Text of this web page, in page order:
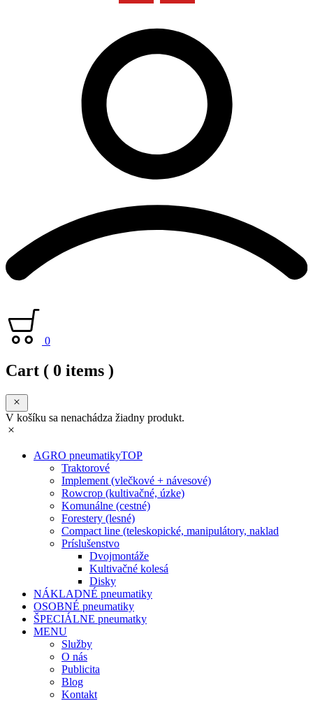
0
Cart ( 0 items )
V košíku sa nenachádza žiadny produkt.
AGRO pneumatikyTOP
Traktorové
Implement (vlečkové + návesové)
Rowcrop (kultivačné, úzke)
Komunálne (cestné)
Forestery (lesné)
Compact line (teleskopické, manipulátory, naklad
Príslušenstvo
Dvojmontáže
Kultivačné kolesá
Disky
NÁKLADNÉ pneumatiky
OSOBNÉ pneumatiky
ŠPECIÁLNE pneumatky
MENU
Služby
O nás
Publicita
Blog
Kontakt